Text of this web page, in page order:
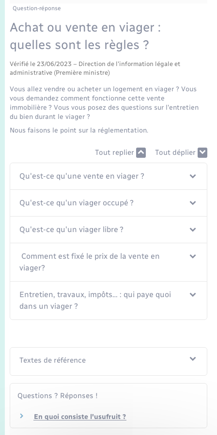
Etat-civil - Papiers - Citoyenneté
Mariage – PACS
Parrainage civil
Recensement
Loisirs
Nouvel habitant
Organisation d’événement
Sécurité - Prévention
Transports scolaires
Travaux - Autorisation d’occupation de l’espace
Compétences
Plan interactif
Présentation de la commune
Publications
La Communauté de communes
Question-réponse
Achat ou vente en viager :
quelles sont les règles ?
Vérifié le 23/06/2023 – Direction de l'information légale et
administrative (Première ministre)
Vous allez vendre ou acheter un logement en viager ? Vous
vous demandez comment fonctionne cette vente
immobilière ? Vous vous posez des questions sur l'entretien
du bien durant le viager ?
Nous faisons le point sur la réglementation.
Tout replier Tout déplier
Qu'est-ce qu'une vente en viager ?
Qu'est-ce qu'un viager occupé ?
Qu'est-ce qu'un viager libre ?
Comment est fixé le prix de la vente en
viager?
Entretien, travaux, impôts… : qui paye quoi
dans un viager ?
Textes de référence
Questions ? Réponses !
En quoi consiste l'usufruit ?